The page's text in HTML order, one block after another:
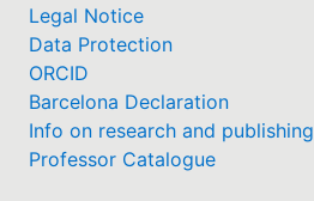
Legal Notice
Data Protection
ORCID
Barcelona Declaration
Info on research and publishing
Professor Catalogue